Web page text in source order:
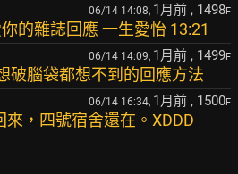
06/14 14:08, 1月前 , 1498F
的雜誌回應 一生愛怡 13:21
06/14 14:09, 1月前 , 1499F
破腦袋都想不到的回應方法
06/14 16:34, 1月前 , 1500F
，四號宿舍還在。XDDD